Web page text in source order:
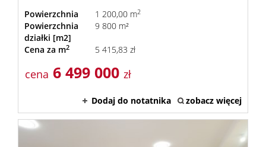
Powierzchnia
1 200,00 m2
Powierzchnia
działki [m2]
9 800 m²
Cena za m2 5 415,83 zł
cena 6 499 000 zł
Dodaj do notatnika zobacz więcej